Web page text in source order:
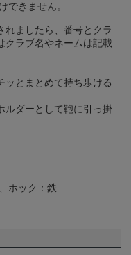
できません。
ましたら、番号とクラ
クラブ名やネームは記載
ッとまとめて持ち歩ける
ルダーとして鞄に引っ掛
ホック：鉄